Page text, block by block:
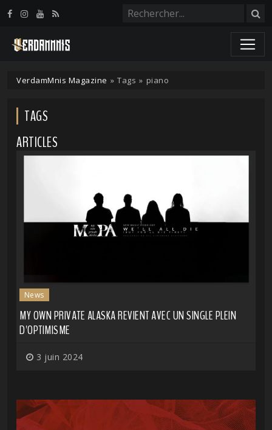
VerdamMnis Magazine » Tags » piano
TAGS
ARTICLES
News
MY OWN PRIVATE ALASKA REVIENT AVEC UN SINGLE PLEIN
D'OPTIMISME
3 juin 2024
Panneau de gestion des cookies